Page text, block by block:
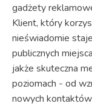
gadżety
Klient, który
nieświadomie
publicznych
jakże skuteczna
poziomach - od
nowych